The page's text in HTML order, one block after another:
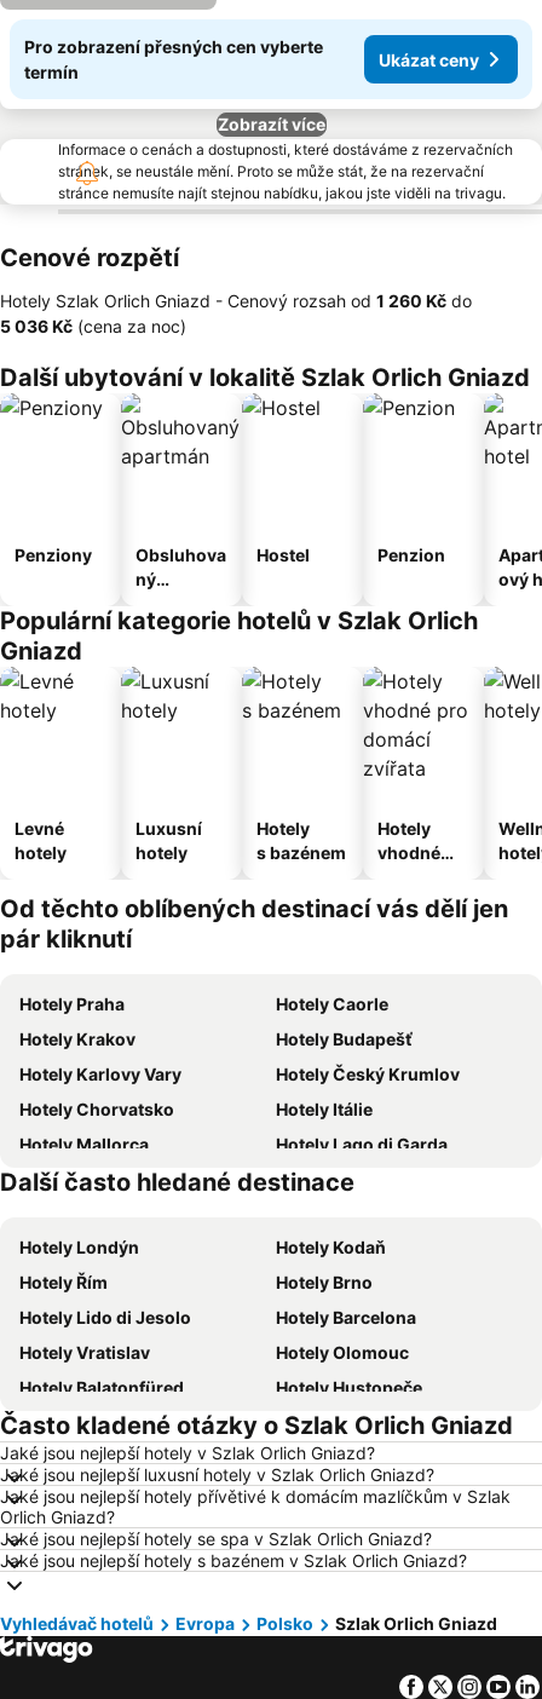
Pro zobrazení přesných cen vyberte
termín
Ukázat ceny
Zobrazít více
Informace o cenách a dostupnosti, které dostáváme z rezervačních
stránek, se neustále mění. Proto se může stát, že na rezervační
stránce nemusíte najít stejnou nabídku, jakou jste viděli na trivagu.
Cenové rozpětí
Hotely Szlak Orlich Gniazd - Cenový rozsah od ‎1 260 Kč do
‎5 036 Kč (cena za noc)
Další ubytování v lokalitě Szlak Orlich Gniazd
Penziony
Obsluhova
ný
Hostel Penzion
ový
Populární kategorie hotelů v Szlak Orlich
Gniazd
Levné
hotely
Luxusní
hotely
Hotely
s bazénem
Hotely
vhodné
domácí
zvířata
Od těchto oblíbených destinací vás dělí jen
pár kliknutí
Hotely Praha
Hotely Caorle
Hotely Krakov
Hotely Budapešť
Hotely Karlovy Vary
Hotely Český Krumlov
Hotely Chorvatsko
Hotely Itálie
Hotely Mallorca
Hotely Lago di Garda
Hotely Česká republika
Hotely Vysočina
Další často hledané destinace
Hotely Londýn
Hotely Kodaň
Hotely Řím
Hotely Brno
Hotely Lido di Jesolo
Hotely Barcelona
Hotely Vratislav
Hotely Olomouc
Hotely Balatonfüred
Hotely Hustopeče
Hotely Vídeň
Hotely Hurghada
Hotely Bratislava
Hotely Kolobrzeg
Hotely Třeboň
Hotely Málaga
Hotely Amsterdam
Hotely Ostrava
Hotely Lignano Sabbiadoro
Hotely Istrie
Hotely Kréta
Hotely Tunisko
Hotely Rakousko
Často kladené otázky o Szlak Orlich Gniazd
Jaké jsou nejlepší hotely v Szlak Orlich Gniazd?
Jaké jsou nejlepší luxusní hotely v Szlak Orlich Gniazd?
Jaké jsou nejlepší hotely přívětivé k domácím mazlíčkům v Szlak
Orlich Gniazd?
Jaké jsou nejlepší hotely se spa v Szlak Orlich Gniazd?
Jaké jsou nejlepší hotely s bazénem v Szlak Orlich Gniazd?
Vyhledávač hotelů Evropa Polsko Szlak Orlich Gniazd
Facebook
Twitter